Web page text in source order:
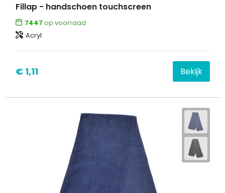
Fillap - handschoen touchscreen
7447 op voorraad
Acryl
€ 1,11 Bekijk